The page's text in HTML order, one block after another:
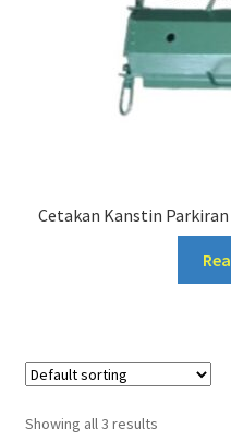
Cetakan Kanstin
Showing all 3 results